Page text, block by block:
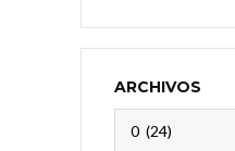
ARCHIVOS